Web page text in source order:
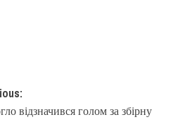
відзначився голом за збірну